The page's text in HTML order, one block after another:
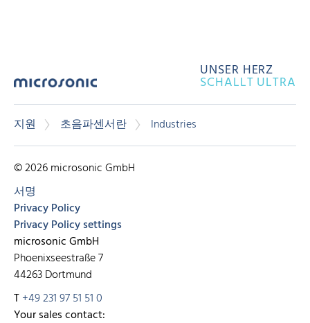
UNSER HERZ
SCHALLT ULTRA
지원 초음파센서란 Industries
© 2026 microsonic GmbH
서명
Privacy Policy
Privacy Policy settings
microsonic GmbH
Phoenixseestraße 7
44263 Dortmund
T+49 231 97 51 51 0
Your sales contact: